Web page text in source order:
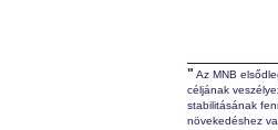
" Az MNB
céljának
stabilitásának
növekedéshez